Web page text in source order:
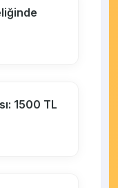
1500 TL